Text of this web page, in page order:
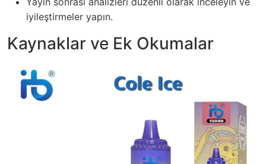
iyileştirmeler yapın.
Kaynaklar ve Ek Okumalar